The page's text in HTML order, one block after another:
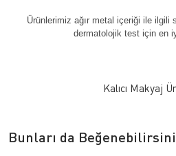
Ürünlerimiz ağır metal içeriği ile ilgili
dermatolojik test için en
Kalıcı Makyaj
Bunları da